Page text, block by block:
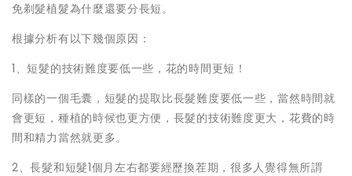
免剃髮植髮為什麼還要分長短。
根據分析有以下幾個原因：
1、短髮的技術難度要低一些，花的時間更短！
同樣的一個毛囊，短髮的提取比長髮難度要低一些，當然時間就
會更短，種植的時候也更方便，長髮的技術難度更大，花費的時
間和精力當然就更多。
2、長髮和短髮1個月左右都要經歷換茬期，很多人覺得無所謂